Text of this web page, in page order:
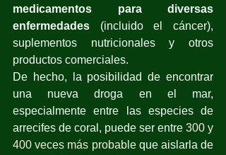
medicamentos para diversas
enfermedades (incluido el cáncer),
suplementos nutricionales y otros
productos comerciales.
De hecho, la posibilidad de encontrar
una nueva droga en el mar,
especialmente entre las especies de
arrecifes de coral, puede ser entre 300 y
400 veces más probable que aislarla de